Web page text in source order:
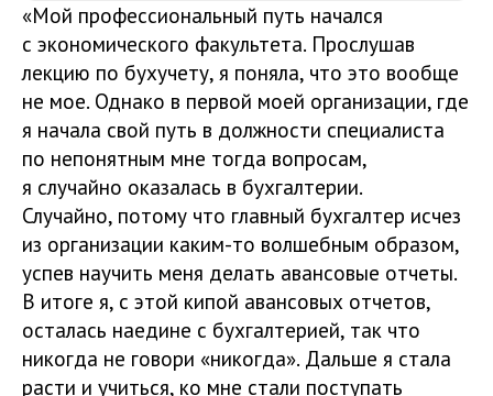
«Мой профессиональный путь начался
с экономического факультета. Прослушав
лекцию по бухучету, я поняла, что это вообще
не мое. Однако в первой моей организации, где
я начала свой путь в должности специалиста
по непонятным мне тогда вопросам,
я случайно оказалась в бухгалтерии.
Случайно, потому что главный бухгалтер исчез
из организации каким-то волшебным образом,
успев научить меня делать авансовые отчеты.
В итоге я, с этой кипой авансовых отчетов,
осталась наедине с бухгалтерией, так что
никогда не говори «никогда». Дальше я стала
расти и учиться, ко мне стали поступать